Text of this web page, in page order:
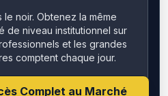
noir. Obtenez la même
de niveau institutionnel sur
et les grandes
comptent chaque jour.
Complet au Marché